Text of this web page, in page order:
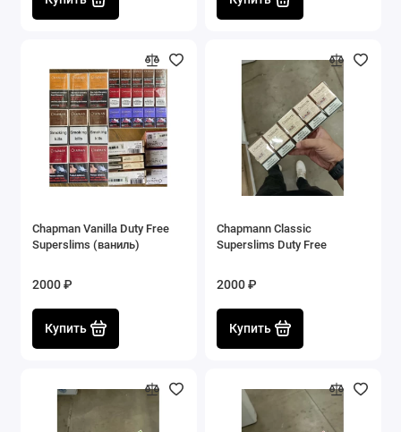
Chapman Vanilla Duty Free
Superslims (ваниль)
2000 ₽
Купить
Chapmann Classiс
Superslims Duty Free
2000 ₽
Купить